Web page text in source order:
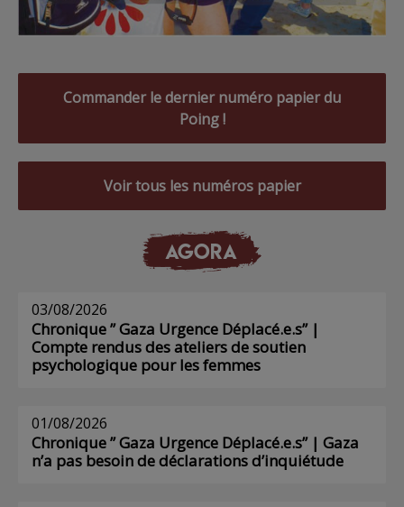
Commander le dernier numéro papier du
Poing !
Voir tous les numéros papier
AGORA
03/08/2026
Chronique ” Gaza Urgence Déplacé.e.s” |
Compte rendus des ateliers de soutien
psychologique pour les femmes
01/08/2026
Chronique ” Gaza Urgence Déplacé.e.s” | Gaza
n’a pas besoin de déclarations d’inquiétude